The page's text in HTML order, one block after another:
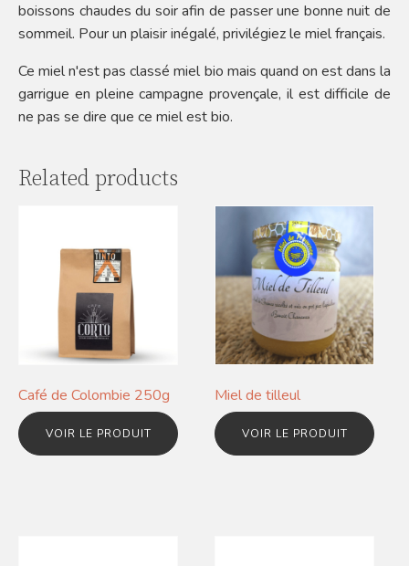
boissons chaudes du soir afin de passer une bonne nuit de
sommeil. Pour un plaisir inégalé, privilégiez le miel français.
Ce miel n'est pas classé miel bio mais quand on est dans la
garrigue en pleine campagne provençale, il est difficile de
ne pas se dire que ce miel est bio.
Related products
Café de Colombie 250g
VOIR LE PRODUIT
Miel de tilleul
VOIR LE PRODUIT